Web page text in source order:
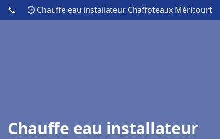
📞 🕒 Chauffe eau installateur Chaffoteaux Méricourt
Chauffe eau installateur